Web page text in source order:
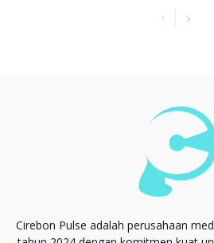
Cirebon Pulse adalah perusahaan